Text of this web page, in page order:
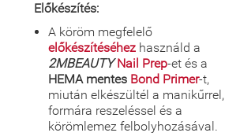
Előkészítés:
A köröm megfelelő
előkészítéséhez használd a
2MBEAUTYNail Prep-et és a
HEMA mentes Bond Primer-t,
miután elkészültél a manikűrrel,
formára reszeléssel és a
körömlemez felbolyhozásával.